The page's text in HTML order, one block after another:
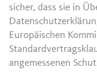
sicher, dass sie in
Europäischen
angemessenen